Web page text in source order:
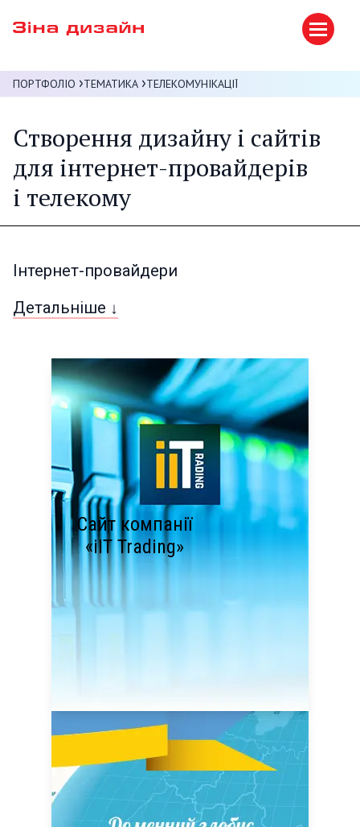
ПОРТФОЛІО ТЕМАТИКА ТЕЛЕКОМУНІКАЦІЇ
Створення дизайну і сайтів
для інтернет-провайдерів
і телекому
Інтернет-провайдери
Детальніше ↓
Сайт компанії
«iIT Trading»